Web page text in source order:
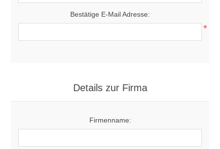
Bestätige E-Mail Adresse:
*
Details zur Firma
Firmenname: